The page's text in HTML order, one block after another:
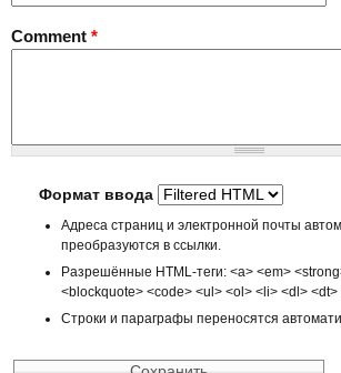
Comment *
Формат ввода
Адреса страниц и электронной почты
преобразуются в ссылки.
Разрешённые HTML-теги: <a> <em>
<blockquote> <code> <ul> <ol> <li> <dl> <dt>
Строки и параграфы переносятся